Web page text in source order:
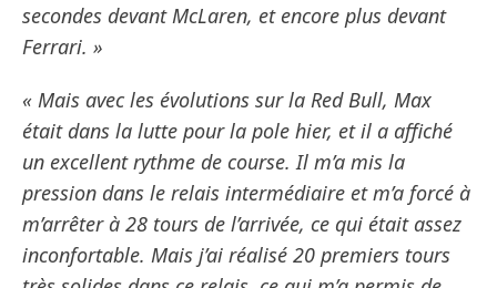
secondes devant McLaren, et encore plus devant
Ferrari. »
« Mais avec les évolutions sur la Red Bull, Max
était dans la lutte pour la pole hier, et il a affiché
un excellent rythme de course. Il m’a mis la
pression dans le relais intermédiaire et m’a forcé à
m’arrêter à 28 tours de l’arrivée, ce qui était assez
inconfortable. Mais j’ai réalisé 20 premiers tours